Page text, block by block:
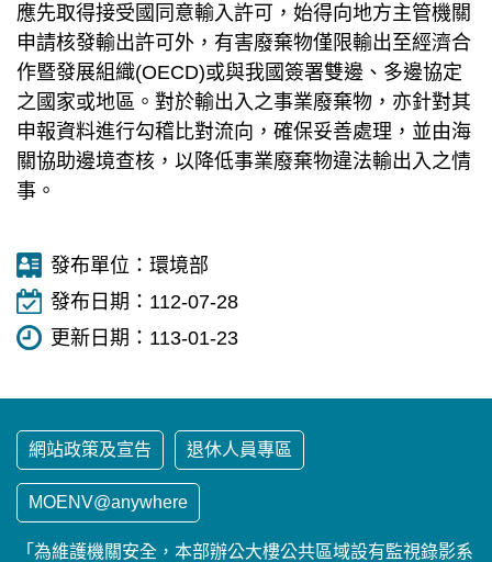
應先取得接受國同意輸入許可，始得向地方主管機關
申請核發輸出許可外，有害廢棄物僅限輸出至經濟合
作暨發展組織(OECD)或與我國簽署雙邊、多邊協定
之國家或地區。對於輸出入之事業廢棄物，亦針對其
申報資料進行勾稽比對流向，確保妥善處理，並由海
關協助邊境查核，以降低事業廢棄物違法輸出入之情
事。
發布單位： 環境部
發布日期： 112-07-28
更新日期： 113-01-23
網站政策及宣告 退休人員專區
MOENV@anywhere
「為維護機關安全，本部辦公大樓公共區域設有監視錄影系